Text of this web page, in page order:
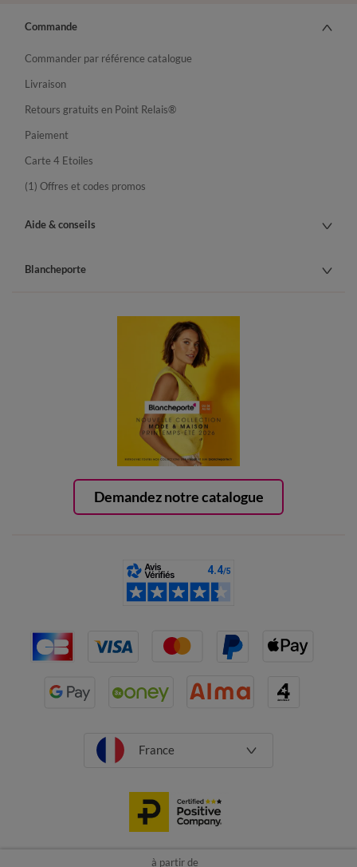
à partir de
Demandez notre catalogue
Commande
Commander par référence catalogue
Livraison
Retours gratuits en Point Relais®
Paiement
Carte 4 Etoiles
(1) Offres et codes promos
Aide & conseils
Blancheporte
France